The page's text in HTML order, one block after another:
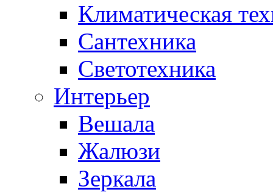
Климатическая
Сантехника
Светотехника
Интерьер
Вешала
Жалюзи
Зеркала